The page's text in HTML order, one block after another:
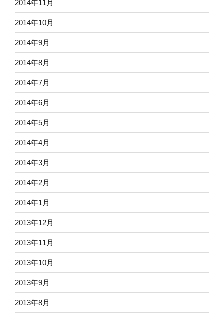
2014年11月
2014年10月
2014年9月
2014年8月
2014年7月
2014年6月
2014年5月
2014年4月
2014年3月
2014年2月
2014年1月
2013年12月
2013年11月
2013年10月
2013年9月
2013年8月